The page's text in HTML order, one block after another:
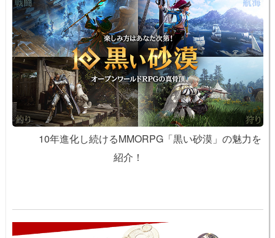
10年進化し続けるMMORPG「黒い砂漠」の魅力を
紹介！